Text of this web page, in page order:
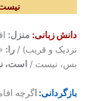
دانش زبانی: منزل:
نزدیک و قریب) / را:
بس، نیست / است،
بازگردانی: گرچه